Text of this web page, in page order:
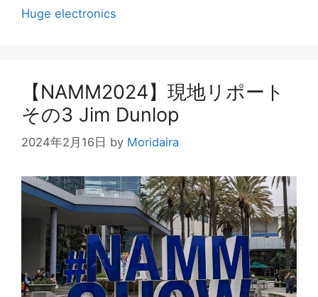
o
ー
Huge electronics
【NAMM2024】現地リポート
その3 Jim Dunlop
2024年2月16日 by Moridaira